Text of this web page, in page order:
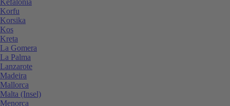
Korfu
Korsika
Kos
Kreta
La Gomera
La Palma
Lanzarote
Madeira
Mallorca
Malta (Insel)
Menorca